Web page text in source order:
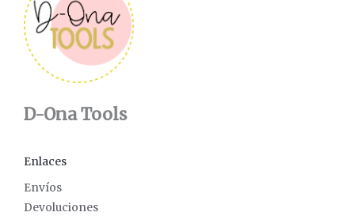
D-Ona Tools
Enlaces
Envíos
Devoluciones